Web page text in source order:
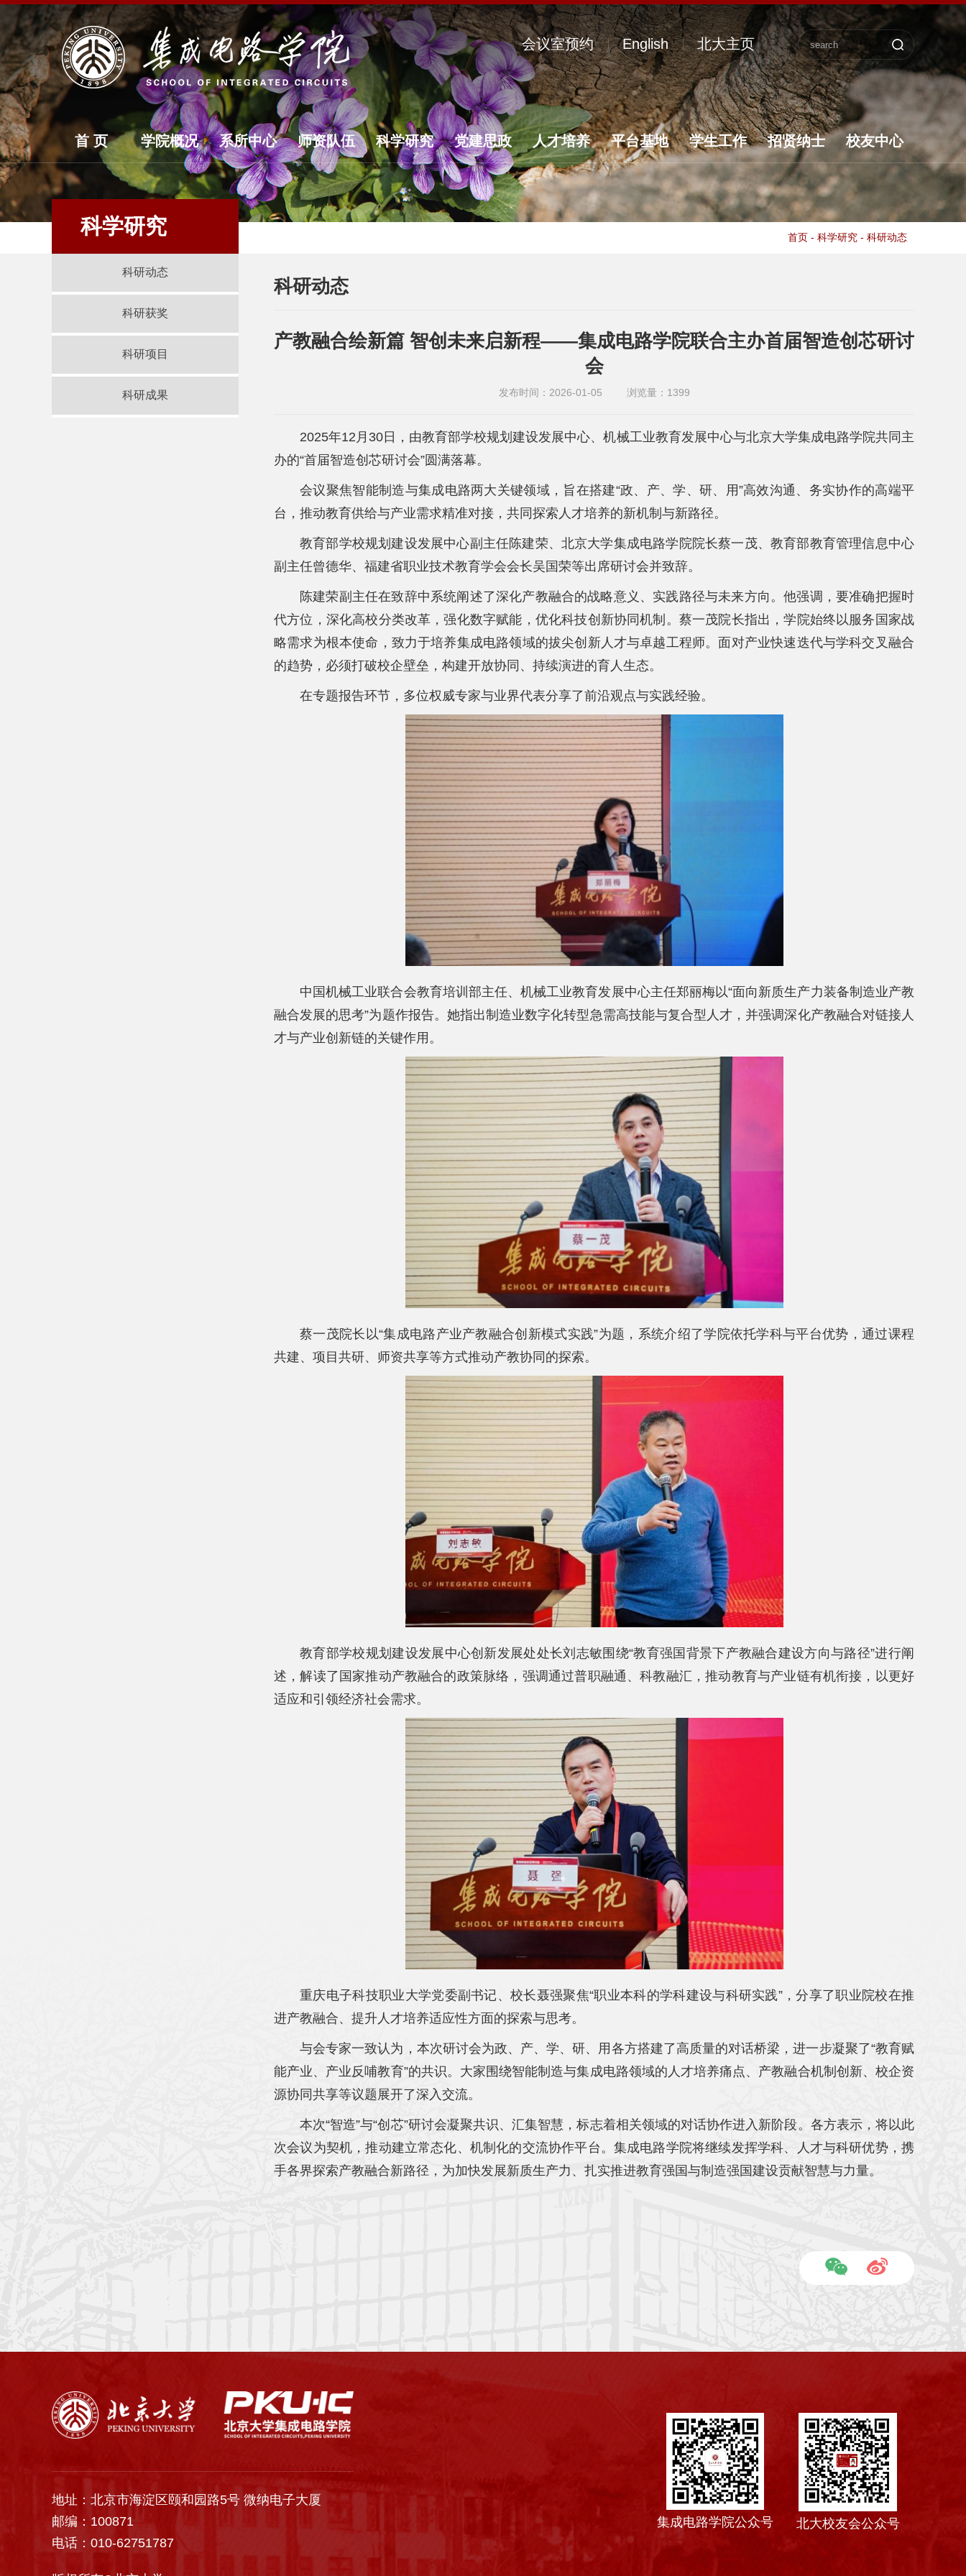
会议室预约 English 北大主页
首 页 学院概况 系所中心 师资队伍 科学研究 党建思政 人才培养 平台基地 学生工作 招贤纳士 校友中心
科学研究
科研动态
科研获奖
科研项目
科研成果
首页 - 科学研究 - 科研动态
科研动态
产教融合绘新篇 智创未来启新程——集成电路学院联合主办首届智造创芯研讨
会
发布时间：2026-01-05 浏览量： 1399
2025年12月30日，由教育部学校规划建设发展中心、机械工业教育发展中心与北京大学集成电路学院共同主
办的“首届智造创芯研讨会”圆满落幕。
会议聚焦智能制造与集成电路两大关键领域，旨在搭建“政、产、学、研、用”高效沟通、务实协作的高端平
台，推动教育供给与产业需求精准对接，共同探索人才培养的新机制与新路径。
教育部学校规划建设发展中心副主任陈建荣、北京大学集成电路学院院长蔡一茂、教育部教育管理信息中心
副主任曾德华、福建省职业技术教育学会会长吴国荣等出席研讨会并致辞。
陈建荣副主任在致辞中系统阐述了深化产教融合的战略意义、实践路径与未来方向。他强调，要准确把握时
代方位，深化高校分类改革，强化数字赋能，优化科技创新协同机制。蔡一茂院长指出，学院始终以服务国家战
略需求为根本使命，致力于培养集成电路领域的拔尖创新人才与卓越工程师。面对产业快速迭代与学科交叉融合
的趋势，必须打破校企壁垒，构建开放协同、持续演进的育人生态。
在专题报告环节，多位权威专家与业界代表分享了前沿观点与实践经验。
中国机械工业联合会教育培训部主任、机械工业教育发展中心主任郑丽梅以“面向新质生产力装备制造业产教
融合发展的思考”为题作报告。她指出制造业数字化转型急需高技能与复合型人才，并强调深化产教融合对链接人
才与产业创新链的关键作用。
蔡一茂院长以“集成电路产业产教融合创新模式实践”为题，系统介绍了学院依托学科与平台优势，通过课程
共建、项目共研、师资共享等方式推动产教协同的探索。
教育部学校规划建设发展中心创新发展处处长刘志敏围绕“教育强国背景下产教融合建设方向与路径”进行阐
述，解读了国家推动产教融合的政策脉络，强调通过普职融通、科教融汇，推动教育与产业链有机衔接，以更好
适应和引领经济社会需求。
重庆电子科技职业大学党委副书记、校长聂强聚焦“职业本科的学科建设与科研实践”，分享了职业院校在推
进产教融合、提升人才培养适应性方面的探索与思考。
与会专家一致认为，本次研讨会为政、产、学、研、用各方搭建了高质量的对话桥梁，进一步凝聚了“教育赋
能产业、产业反哺教育”的共识。大家围绕智能制造与集成电路领域的人才培养痛点、产教融合机制创新、校企资
源协同共享等议题展开了深入交流。
本次“智造”与“创芯”研讨会凝聚共识、汇集智慧，标志着相关领域的对话协作进入新阶段。各方表示，将以此
次会议为契机，推动建立常态化、机制化的交流协作平台。集成电路学院将继续发挥学科、人才与科研优势，携
手各界探索产教融合新路径，为加快发展新质生产力、扎实推进教育强国与制造强国建设贡献智慧与力量。
地址：北京市海淀区颐和园路5号 微纳电子大厦
邮编：100871
电话：010-62751787
集成电路学院公众号 北大校友会公众号